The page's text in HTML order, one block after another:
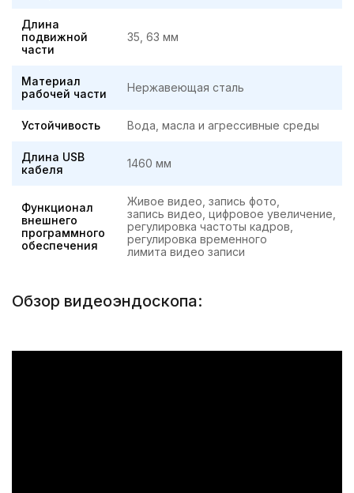
Длина
подвижной
части
35, 63 мм
Материал
рабочей части
Нержавеющая сталь
Устойчивость Вода, масла и агрессивные среды
Длина USB
кабеля
1460 мм
Функционал
внешнего
программного
обеспечения
Живое видео, запись фото,
запись видео, цифровое увеличение,
регулировка частоты кадров,
регулировка временного
лимита видео записи
Обзор видеоэндоскопа: